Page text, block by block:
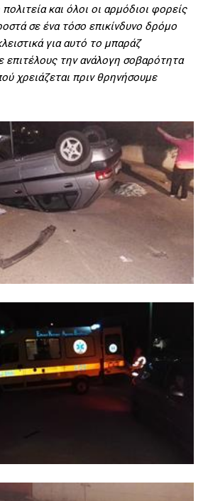
και όλοι οι αρμόδιοι φορείς
σε ένα τόσο επικίνδυνο δρόμο
για αυτό το μπαράζ
επιτέλους την ανάλογη σοβαρότητα
χρειάζεται πριν θρηνήσουμε